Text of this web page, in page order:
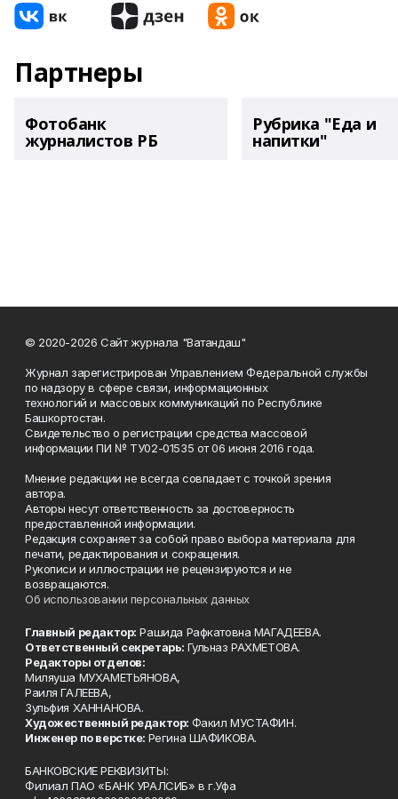
Партнеры
Фотобанк
журналистов РБ
Рубрика "Еда и
напитки"
© 2020-2026 Сайт журнала "Ватандаш"
Журнал зарегистрирован Управлением Федеральной службы
по надзору в сфере связи, информационных
технологий и массовых коммуникаций по Республике
Башкортостан.
Свидетельство о регистрации средства массовой
информации ПИ № ТУ02-01535 от 06 июня 2016 года.
Мнение редакции не всегда совпадает с точкой зрения
автора.
Авторы несут ответственность за достоверность
предоставленной информации.
Редакция сохраняет за собой право выбора материала для
печати, редактирования и сокращения.
Рукописи и иллюстрации не рецензируются и не
возвращаются.
Об использовании персональных данных
Главный редактор: Рашида Рафкатовна МАГАДЕЕВА.
Ответственный секретарь: Гульназ РАХМЕТОВА.
Редакторы отделов:
Миляуша МУХАМЕТЬЯНОВА,
Раиля ГАЛЕЕВА,
Зульфия ХАННАНОВА.
Художественный редактор: Факил МУСТАФИН.
Инженер по верстке: Регина ШАФИКОВА.
БАНКОВСКИЕ РЕКВИЗИТЫ:
Филиал ПАО «БАНК УРАЛСИБ» в г.Уфа